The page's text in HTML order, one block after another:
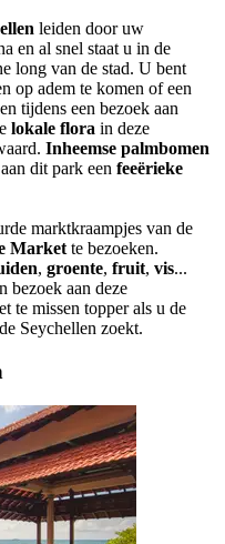
leiden door uw
en al snel staat u in de
long van de stad. U bent
op adem te komen of een
tijdens een bezoek aan
lokale flora in deze
Inheemse palmbomen
dit park een feeërieke
marktkraampjes van de
Market te bezoeken.
, groente, fruit, vis...
bezoek aan deze
te missen topper als u de
Seychellen zoekt.